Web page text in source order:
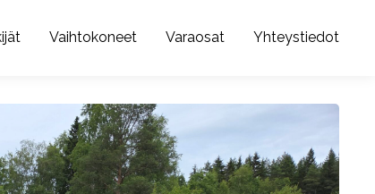
Vaihtokoneet Varaosat Yhteystiedot